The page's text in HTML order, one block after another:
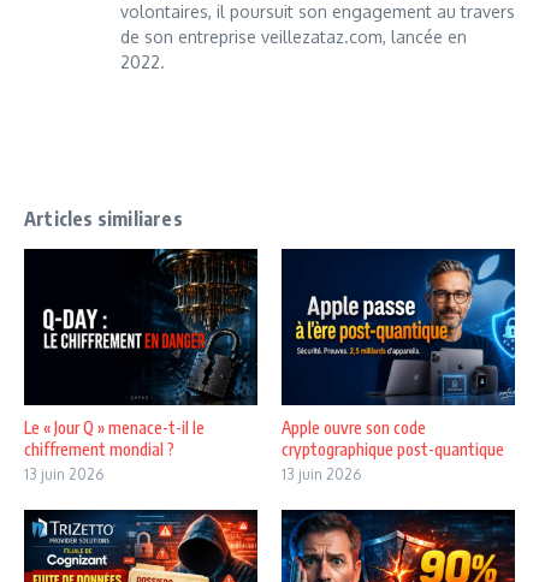
volontaires, il poursuit son engagement au travers
de son entreprise veillezataz.com, lancée en
2022.
Articles similiares
Le « Jour Q » menace-t-il le
chiffrement mondial ?
13 juin 2026
Apple ouvre son code
cryptographique post-quantique
13 juin 2026